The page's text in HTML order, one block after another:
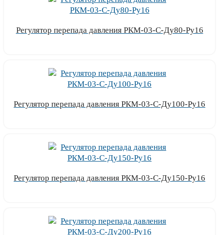
Регулятор перепада давления РКМ-03-С-Ду80-Ру16
Регулятор перепада давления РКМ-03-С-Ду100-Ру16
Регулятор перепада давления РКМ-03-С-Ду150-Ру16